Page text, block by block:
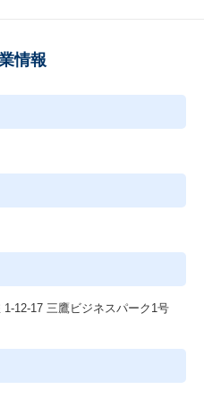
情報
12-17 三鷹ビジネスパーク1号